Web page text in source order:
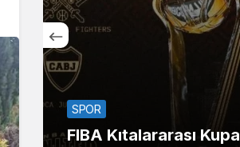
SPOR
FIBA Kıtalararası Kupa